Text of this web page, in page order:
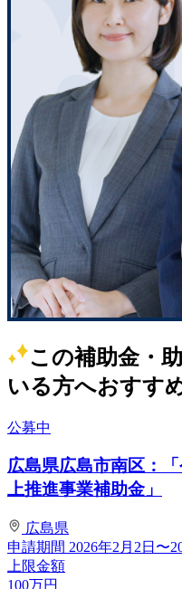
この補助金・
いる方へおすす
公募中
広島県広島市南区：
上推進事業補助金」
広島県
申請期間 2026年2月2日〜
上限金額
100万円